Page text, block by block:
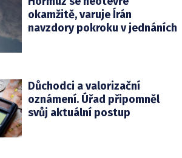
okamžitě, varuje Írán
navzdory pokroku v jednáních
Důchodci a valorizační
oznámení. Úřad připomněl
svůj aktuální postup